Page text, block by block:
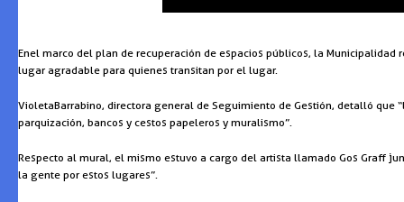
En el marco del plan de recuperación de espacios públicos, la
lugar agradable para quienes transitan por el lugar.
Violeta Barrabino, directora general de Seguimiento de Gestión, detalló
parquización, bancos y cestos papeleros y muralismo”.
Respecto al mural, el mismo estuvo a cargo del artista llamado Gos Graff
la gente por estos lugares”.